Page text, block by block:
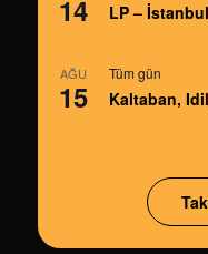
14 LP – İstanbul
AĞU
15
Tüm gün
Kaltaban,